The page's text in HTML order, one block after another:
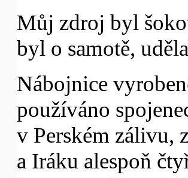
Můj zdroj byl
byl o samotě,
Nábojnice
používáno
v Perském zálivu,
a Iráku alespoň